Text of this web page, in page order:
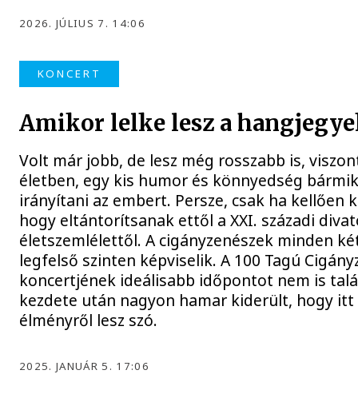
2026. JÚLIUS 7. 14:06
KONCERT
Amikor lelke lesz a
Volt már jobb, de lesz még rosszabb is,
életben, egy kis humor és könnyedség
irányítani az embert. Persze, csak ha kellően
hogy eltántorítsanak ettől a XXI. századi
életszemlélettől. A cigányzenészek minden
legfelső szinten képviselik. A 100 Tagú
koncertjének ideálisabb időpontot nem is
kezdete után nagyon hamar kiderült, hogy
élményről lesz szó.
2025. JANUÁR 5. 17:06